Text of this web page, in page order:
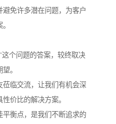
免许多潜在问题，为客户
个问题的答案，较终取决
。
临交流，让我们有机会深
价比的解决方案。
衡点，是我们不断追求的